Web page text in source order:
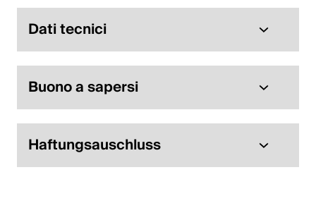
Dati tecnici
Buono a sapersi
Haftungsauschluss